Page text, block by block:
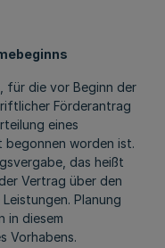
für die vor Beginn der
Förderantrag
eines
begonnen worden ist.
das heißt
Vertrag über den
Planung
in diesem
Vorhabens.